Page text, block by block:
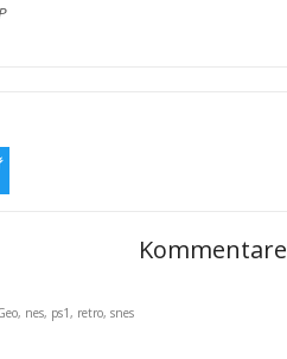
Kommentare
, nes, ps1, retro, snes